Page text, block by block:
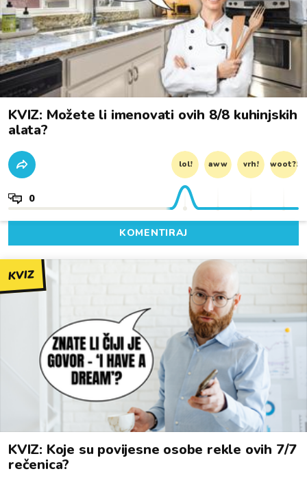
KVIZ: Možete li imenovati ovih 8/8 kuhinjskih
alata?
lol! aww vrh! woot?!
0
KOMENTIRAJ
KVIZ
KVIZ: Koje su povijesne osobe rekle ovih 7/7
rečenica?